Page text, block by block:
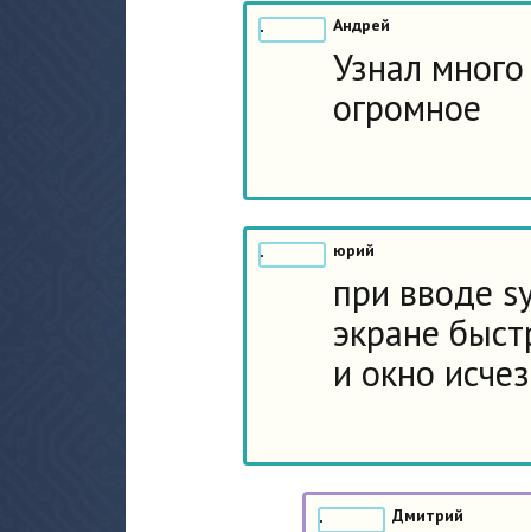
Андрей
Узнал
огромное
юрий
при вводе
экране
и окно
Дмитрий